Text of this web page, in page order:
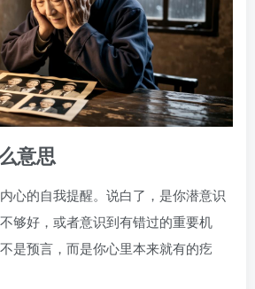
意思
心的自我提醒。说白了，是你潜意识
够好，或者意识到有错过的重要机
是预言，而是你心里本来就有的疙